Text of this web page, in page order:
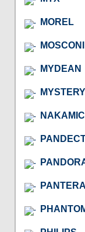
MOREL
MOSCONI
MYDEAN
MYSTERY
PANTERA